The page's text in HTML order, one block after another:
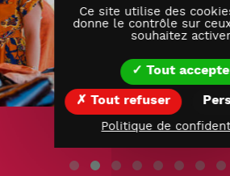
Le Lauzet-Ubaye
Ce site utilise des
donne le contrôle sur
souhaitez activer
Tout
Tout refuser
Politique de